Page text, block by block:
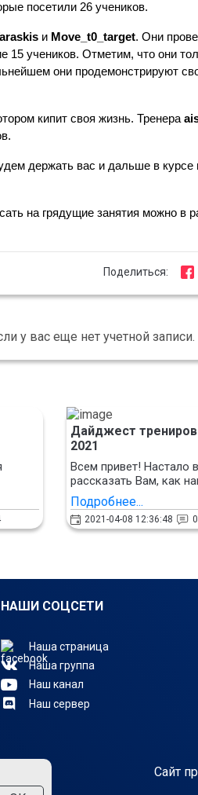
посетили 26 учеников.
и Move_t0_target. Они
15 учеников. Отметим, что они
они продемонстрируют
кипит своя жизнь. Тренера
держать вас и дальше в курсе
на грядущие занятия можно в
Поделиться:
у вас еще нет учетной записи.
Дайджест
2021
Всем привет! Настало
рассказать Вам, как
Подробнее...
2021-04-08 12:36:48 0
НАШИ СОЦСЕТИ
Наша страница
Наша группа
Наш канал
Наш сервер
Сайт